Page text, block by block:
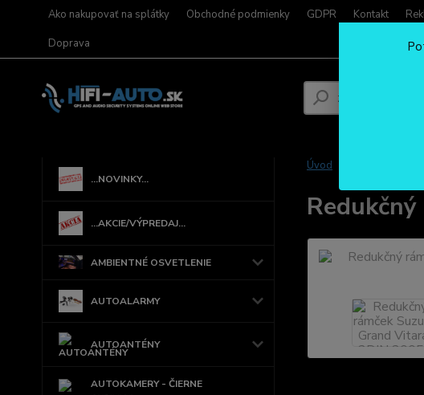
Ako nakupovať na splátky Obchodné podmienky GDPR Kontakt
Doprava
...NOVINKY...
...AKCIE/VÝPREDAJ...
AMBIENTNÉ OSVETLENIE
AUTOALARMY
AUTOANTÉNY
AUTOKAMERY - ČIERNE
Úvod